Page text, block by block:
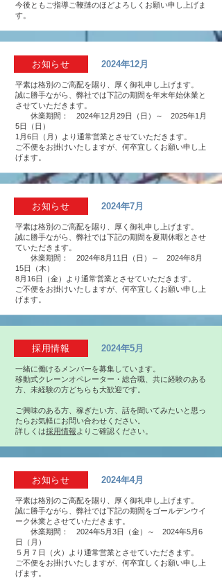
今後ともご指導ご鞭撻のほどよろしくお願い申し上げま
す。
お知らせ 2024年12月
平素は格別のご高配を賜り、厚く御礼申し上げます。
誠に勝手ながら、弊社では下記の期間を年末年始休業と
させていただきます。
休業期間： 2024年12月29日（日）～ 2025年1月
5日（日）
1月6日（月）より通常営業とさせていただきます。
ご不便をお掛けいたしますが、何卒宜しくお願い申し上
げます。
お知らせ 2024年7月
平素は格別のご高配を賜り、厚く御礼申し上げます。
誠に勝手ながら、弊社では下記の期間を夏期休暇とさせ
ていただきます。
休業期間： 2024年8月11日（日）～ 2024年8月
15日（木）
8月16日（金）より通常営業とさせていただきます。
ご不便をお掛けいたしますが、何卒宜しくお願い申し上
げます。
採用情報 2024年5月
一緒に働けるメンバーを募集しています。
移動式クレーンオペレーター・総合職、共に経験のある
方、未経験の方どちらも大歓迎です。
​ご興味のある方、稼ぎたい方、話を聞いてみたいと思っ
たらお気軽にお問い合わせください。
詳しくは採用情報よりご確認ください。
お知らせ 2024年4月
平素は格別のご高配を賜り、厚く御礼申し上げます。
誠に勝手ながら、弊社では下記の期間をゴールデンウイ
ーク休業とさせていただきます。
休業期間： 2024年5月3日（金）～ 2024年5月6
日（月）
５月７日（火）より通常営業とさせていただきます。
ご不便をお掛けいたしますが、何卒宜しくお願い申し上
げます。